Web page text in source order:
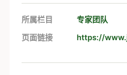
所属栏目
专家团队
页面链接
https://